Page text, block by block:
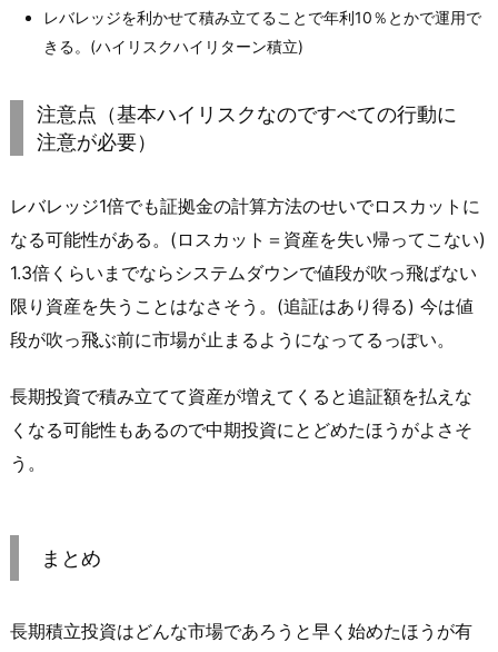
レバレッジを利かせて積み立てることで年利10％とかで運用で
きる。(ハイリスクハイリターン積立)
注意点（基本ハイリスクなのですべての行動に
注意が必要）
レバレッジ1倍でも証拠金の計算方法のせいでロスカットに
なる可能性がある。(ロスカット＝資産を失い帰ってこない)
1.3倍くらいまでならシステムダウンで値段が吹っ飛ばない
限り資産を失うことはなさそう。(追証はあり得る) 今は値
段が吹っ飛ぶ前に市場が止まるようになってるっぽい。
長期投資で積み立てて資産が増えてくると追証額を払えな
くなる可能性もあるので中期投資にとどめたほうがよさそ
う。
まとめ
長期積立投資はどんな市場であろうと早く始めたほうが有